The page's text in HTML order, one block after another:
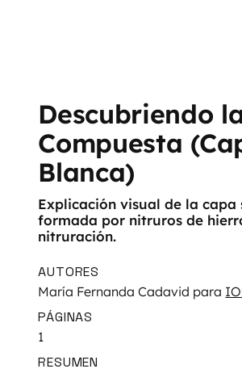
Descubriendo
Compuesta
Blanca)
Explicación visual de la capa
formada por nitruros de
nitruración.
AUTORES
María Fernanda Cadavid para
PÁGINAS
1
RESUMEN